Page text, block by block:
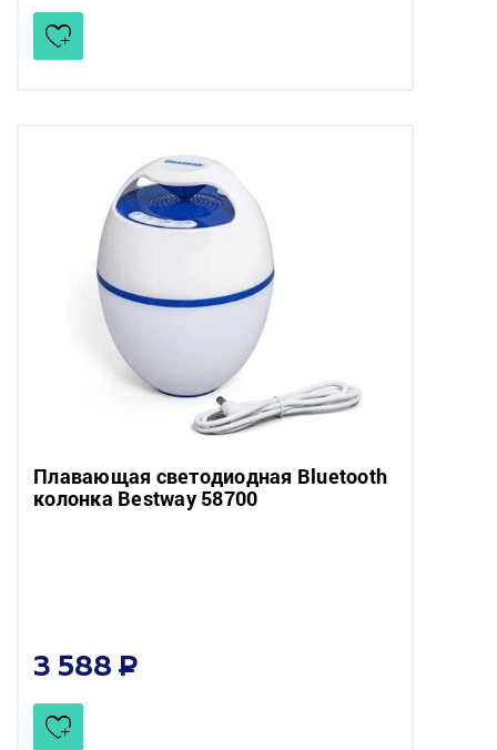
Плавающая светодиодная Bluetooth
колонка Bestway 58700
3 588